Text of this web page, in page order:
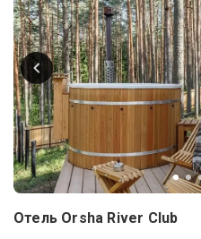
Отель Orsha River Club